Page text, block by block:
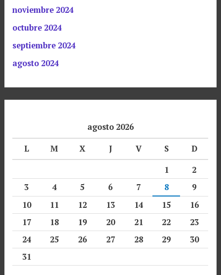
noviembre 2024
octubre 2024
septiembre 2024
agosto 2024
agosto 2026
L
M X J V S
D
1
2
3
4 5 6 7 8
9
10
11 12 13 14 15
16
17
18 19 20 21 22
23
24
25 26 27 28 29
30
31